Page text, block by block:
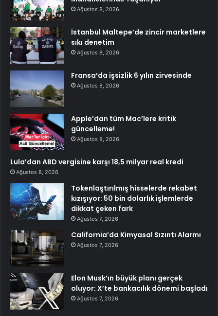
Ağustos 8, 2026
İstanbul Maltepe’de zincir marketlere
sıkı denetim
Ağustos 8, 2026
Fransa’da işsizlik 6 yılın zirvesinde
Ağustos 8, 2026
Apple’dan tüm Mac’lere kritik
güncelleme!
Ağustos 8, 2026
Lula’dan ABD vergisine karşı 18,5 milyar real kredi
Ağustos 8, 2026
Tokenlaştırılmış hisselerde rekabet
kızışıyor: 50 bin dolarlık işlemlerde
dikkat çeken fark
Ağustos 7, 2026
California’da Kimyasal Sızıntı Alarmı
Ağustos 7, 2026
Elon Musk’ın büyük planı gerçek
oluyor: X’te bankacılık dönemi başladı
Ağustos 7, 2026